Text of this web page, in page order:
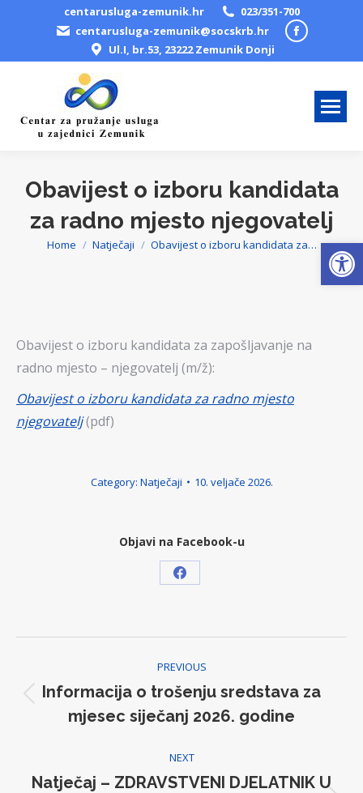
centarusluga-zemunik.hr
023/351-700
centarusluga-zemunik@socskrb.hr
Facebook
new
Ul.I, br.53, 23222 Zemunik Donji
Obavijest o izboru kandidata
za radno mjesto njegovatelj
You are here:
Home Natječaji Obavijest o izboru kandidata za…
Obavijest o izboru kandidata za zapošljavanje na
radno mjesto – njegovatelj (m/ž):
Obavijest o izboru kandidata za radno mjesto
njegovatelj(pdf)
Category: Natječaji 10. veljače 2026.
Objavi na Facebook-u
Share
Facebook
navigation
PREVIOUS
Previous
post:
Informacija o trošenju sredstava za
mjesec siječanj 2026. godine
NEXT
Natječaj – ZDRAVSTVENI DJELATNIK U